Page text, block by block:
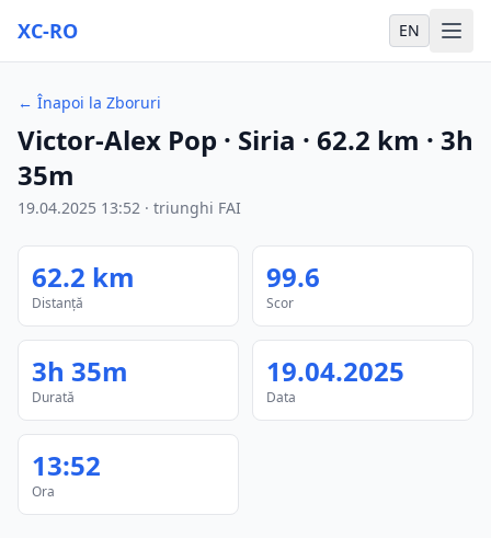
XC-RO EN
← Înapoi la Zboruri
Victor-Alex Pop · Siria · 62.2 km · 3h
35m
19.04.2025 13:52 · triunghi FAI
62.2 km
Distanță
99.6
Scor
3h 35m
Durată
19.04.2025
Data
13:52
Ora